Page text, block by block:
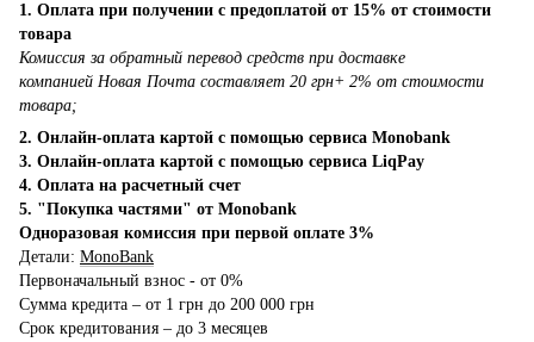
1. Оплата при получении с предоплатой от 15% от стоимости
товара
Комиссия за обратный перевод средств при доставке
компанией Новая Почта составляет 20 грн+ 2% от стоимости
товара;
2. Онлайн-оплата картой с помощью сервиса Monobank
3. Онлайн-оплата картой с помощью сервиса LiqPay
4. Оплата на расчетный счет
5. "Покупка частями" от Monobank
Одноразовая комиссия при первой оплате 3%
Детали: MonoBank
Первоначальный взнос - от 0%
Сумма кредита – от 1 грн до 200 000 грн
Срок кредитования – до 3 месяцев